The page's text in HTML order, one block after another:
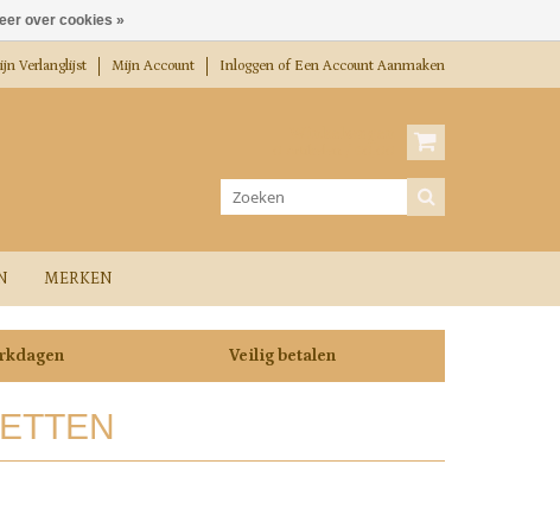
Verlanglijst Mijn Account Inloggen of Een Account Aanmaken
MERKEN
Veilig betalen
over cookies »